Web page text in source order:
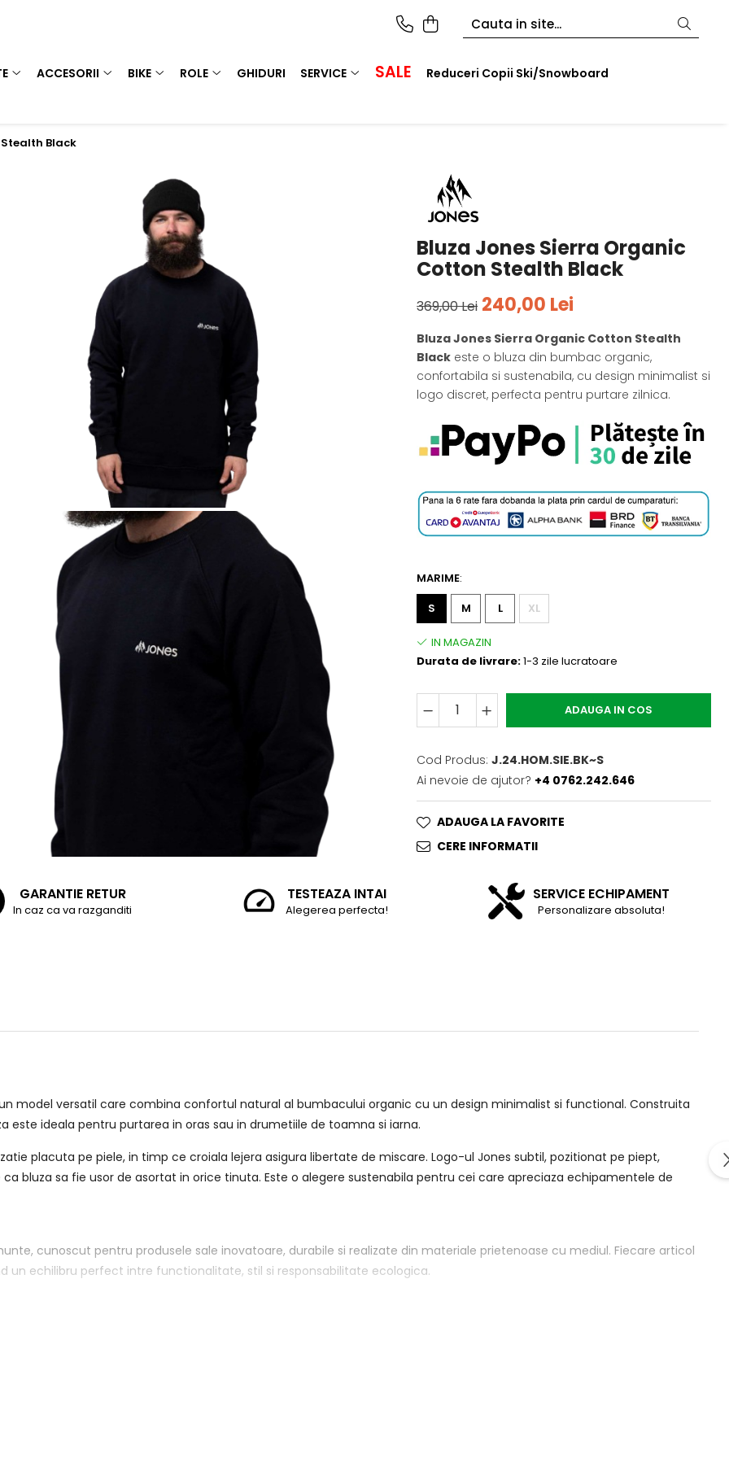
ACCESORII BIKE ROLE GHIDURI SERVICE SALE Reduceri Copii Ski/Snowboard
Black
Bluza Jones Sierra Organic
Cotton Stealth Black
369,00 Lei 240,00 Lei
Bluza Jones Sierra Organic Cotton Stealth
Black este o bluza din bumbac organic,
confortabila si sustenabila, cu design minimalist si
logo discret, perfecta pentru purtare zilnica.
MARIME:
S
M L XL
Durata de livrare:1-3 zile lucratoare
ADAUGA IN COS
Cod Produs: J.24.HOM.SIE.BK~S
Ai nevoie de ajutor? +4 0762.242.646
ADAUGA LA FAVORITE
CERE INFORMATII
GARANTIE RETUR
In caz ca va razganditi
TESTEAZA INTAI
Alegerea perfecta!
SERVICE ECHIPAMENT
Personalizare absoluta!
model versatil care combina confortul natural al bumbacului organic cu un design minimalist si functional. Construita
este ideala pentru purtarea in oras sau in drumetiile de toamna si iarna.
placuta pe piele, in timp ce croiala lejera asigura libertate de miscare. Logo-ul Jones subtil, pozitionat pe piept,
bluza sa fie usor de asortat in orice tinuta. Este o alegere sustenabila pentru cei care apreciaza echipamentele de
cunoscut pentru produsele sale inovatoare, durabile si realizate din materiale prietenoase cu mediul. Fiecare articol
echilibru perfect intre functionalitate, stil si responsabilitate ecologica.